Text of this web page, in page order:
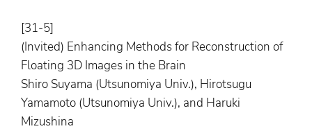
[31-5]
(Invited) Enhancing Methods for Reconstruction of
Floating 3D Images in the Brain
Shiro Suyama (Utsunomiya Univ.), Hirotsugu
Yamamoto (Utsunomiya Univ.), and Haruki
Mizushina